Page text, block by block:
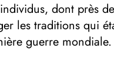
dont près
les traditions qui
guerre